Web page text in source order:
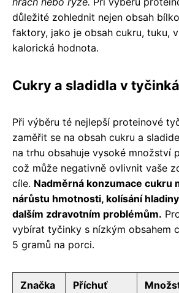
důležité zohlednit nejen obsah
faktory, jako je obsah cukru, tuku,
kalorická hodnota.
Cukry a sladidla v
Při výběru té nejlepší proteinové
zaměřit se na obsah cukru a
na trhu obsahuje vysoké množství
což může negativně ovlivnit vaše
cíle. Nadměrná konzumace cukru
nárůstu hmotnosti, kolísání
dalším zdravotním problémům.
vybírat tyčinky s nízkým obsahem
5 gramů na porci.
Značka Příchuť